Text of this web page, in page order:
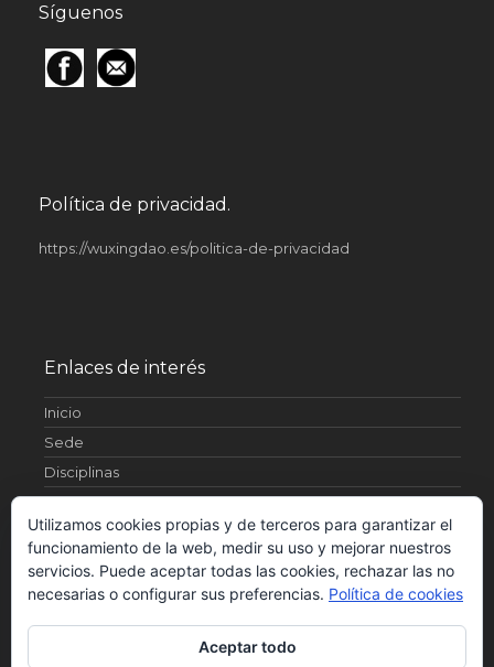
Síguenos
Política de privacidad.
https://wuxingdao.es/politica-de-privacidad
Enlaces de interés
Inicio
Sede
Disciplinas
Artículos
¿Quienes somos?
Fotos
Contacto
Utilizamos cookies propias y de terceros para garantizar el
funcionamiento de la web, medir su uso y mejorar nuestros
servicios. Puede aceptar todas las cookies, rechazar las no
necesarias o configurar sus preferencias. Política de cookies
Aceptar todo